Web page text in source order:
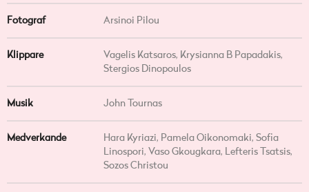
Fotograf Arsinoi Pilou
Klippare
Vagelis Katsaros, Krysianna B Papadakis,
Stergios Dinopoulos
Musik John Tournas
Medverkande
Hara Kyriazi, Pamela Oikonomaki, Sofia
Linospori, Vaso Gkougkara, Lefteris Tsatsis,
Sozos Christou